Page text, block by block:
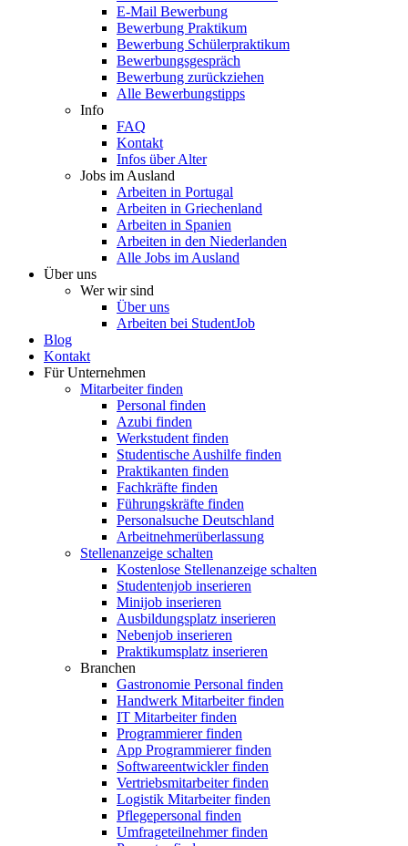
E-Mail Bewerbung
Bewerbung Praktikum
Bewerbung Schülerpraktikum
Bewerbungsgespräch
Bewerbung zurückziehen
Alle Bewerbungstipps
Info
FAQ
Kontakt
Infos über Alter
Jobs im Ausland
Arbeiten in Portugal
Arbeiten in Griechenland
Arbeiten in Spanien
Arbeiten in den Niederlanden
Alle Jobs im Ausland
Über uns
Wer wir sind
Über uns
Arbeiten bei StudentJob
Blog
Kontakt
Für Unternehmen
Mitarbeiter finden
Personal finden
Azubi finden
Werkstudent finden
Studentische Aushilfe finden
Praktikanten finden
Fachkräfte finden
Führungskräfte finden
Personalsuche Deutschland
Arbeitnehmerüberlassung
Stellenanzeige schalten
Kostenlose Stellenanzeige schalten
Studentenjob inserieren
Minijob inserieren
Ausbildungsplatz inserieren
Nebenjob inserieren
Praktikumsplatz inserieren
Branchen
Gastronomie Personal finden
Handwerk Mitarbeiter finden
IT Mitarbeiter finden
Programmierer finden
App Programmierer finden
Softwareentwickler finden
Vertriebsmitarbeiter finden
Logistik Mitarbeiter finden
Pflegepersonal finden
Umfrageteilnehmer finden